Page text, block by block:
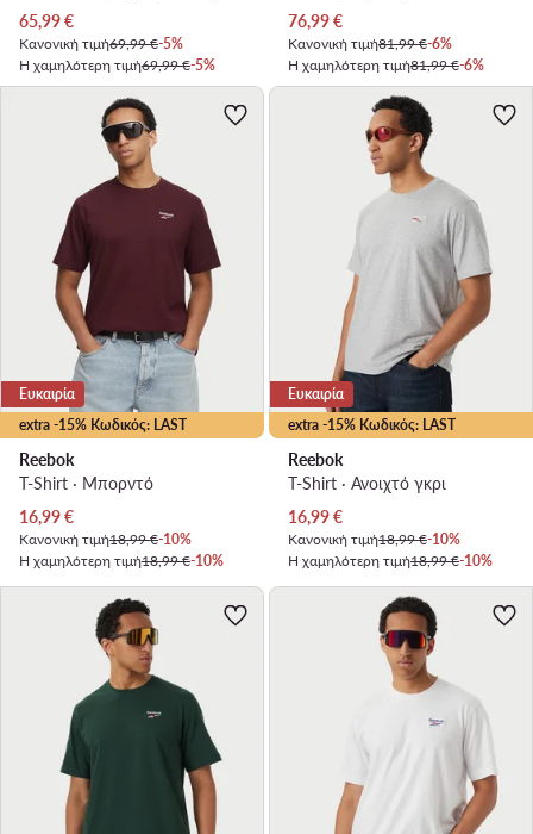
Τρέχουσα τιμή
65,99€
Κανονική τιμή69,99 €-5%
Η χαμηλότερη τιμή69,99 €-5%
Τρέχουσα τιμή
76,99€
Κανονική τιμή81,99 €-6%
Η χαμηλότερη τιμή81,99 €-6%
extra -15% Κωδικός: LAST
Ευκαιρία
Reebok
T-Shirt · Μπορντό
Τρέχουσα τιμή
16,99€
Κανονική τιμή18,99 €-10%
Η χαμηλότερη τιμή18,99 €-10%
extra -15% Κωδικός: LAST
Ευκαιρία
Reebok
T-Shirt · Ανοιχτό γκρι
Τρέχουσα τιμή
16,99€
Κανονική τιμή18,99 €-10%
Η χαμηλότερη τιμή18,99 €-10%